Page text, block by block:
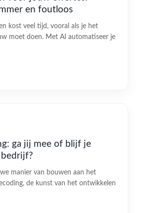
en foutloos
kost veel tijd, vooral als je het
moet doen. Met AI automatiseer je
ga jij mee of blijf je
bedrijf?
manier van bouwen aan het
de kunst van het ontwikkelen